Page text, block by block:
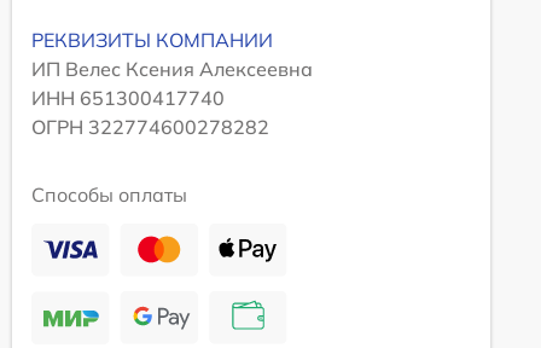
РЕКВИЗИТЫ КОМПАНИИ
ИП Велес Ксения Алексеевна
ИНН 651300417740
ОГРН 322774600278282
Способы оплаты